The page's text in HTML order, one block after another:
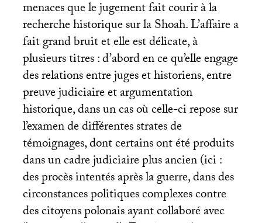
menaces que le jugement fait courir à la
recherche historique sur la Shoah. L’affaire a
fait grand bruit et elle est délicate, à
plusieurs titres : d’abord en ce qu’elle engage
des relations entre juges et historiens, entre
preuve judiciaire et argumentation
historique, dans un cas où celle-ci repose sur
l’examen de différentes strates de
témoignages, dont certains ont été produits
dans un cadre judiciaire plus ancien (ici :
des procès intentés après la guerre, dans des
circonstances politiques complexes contre
des citoyens polonais ayant collaboré avec